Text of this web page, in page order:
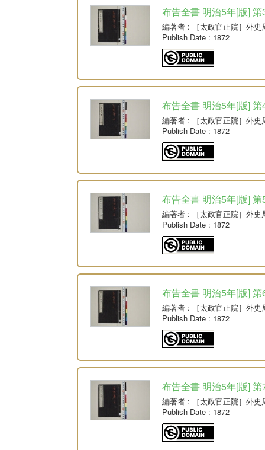
布告全書 明治5年[版] 第
編著者 : ［太政官正院］外史
Publish Date : 1872
布告全書 明治5年[版] 第
編著者 : ［太政官正院］外史
Publish Date : 1872
布告全書 明治5年[版] 第
編著者 : ［太政官正院］外史
Publish Date : 1872
布告全書 明治5年[版] 第
編著者 : ［太政官正院］外史
Publish Date : 1872
布告全書 明治5年[版] 第
編著者 : ［太政官正院］外史
Publish Date : 1872